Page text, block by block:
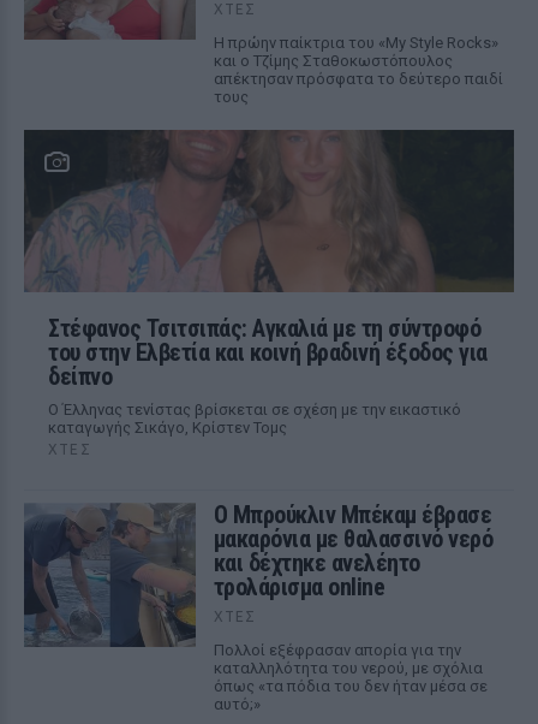
ΧΤΕΣ
Η πρώην παίκτρια του «My Style Rocks»
και ο Τζίμης Σταθοκωστόπουλος
απέκτησαν πρόσφατα το δεύτερο παιδί
τους
Στέφανος Τσιτσιπάς: Αγκαλιά με τη σύντροφό
του στην Ελβετία και κοινή βραδινή έξοδος για
δείπνο
Ο Έλληνας τενίστας βρίσκεται σε σχέση με την εικαστικό
καταγωγής Σικάγο, Κρίστεν Τομς
ΧΤΕΣ
Ο Μπρούκλιν Μπέκαμ έβρασε
μακαρόνια με θαλασσινό νερό
και δέχτηκε ανελέητο
τρολάρισμα online
ΧΤΕΣ
Πολλοί εξέφρασαν απορία για την
καταλληλότητα του νερού, με σχόλια
όπως «τα πόδια του δεν ήταν μέσα σε
αυτό;»